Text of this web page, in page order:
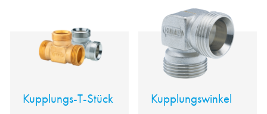
Kupplungs-T-Stück Kupplungswinkel